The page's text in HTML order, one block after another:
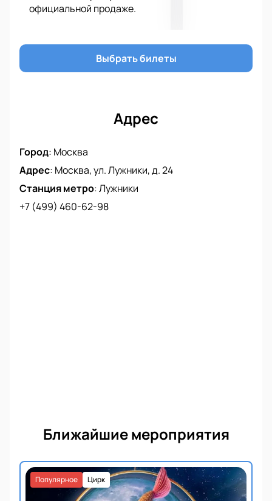
праздник, который запомнится надолго. Купить
незабываемым впечатлениям. Не откладывайте на
потом — покупка билетов на нашем сайте позволит
вам заранее обеспечить себе место на этом
официальной продаже.
Выбрать билеты
Адрес
Город: Москва
Адрес: Москва, ул. Лужники, д. 24
Станция метро:Лужники
+7 (499) 460-62-98
Ближайшие мероприятия
Цирк
Популярное